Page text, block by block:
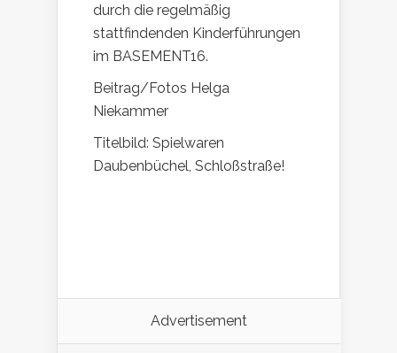
durch die regelmäßig
stattfindenden Kinderführungen
im BASEMENT16.
Beitrag/Fotos Helga
Niekammer
Titelbild: Spielwaren
Daubenbüchel, Schloßstraße!
Advertisement